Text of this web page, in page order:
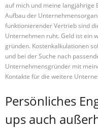
auf mich und meine langjährige
Aufbau der
funktionierender Vertrieb sind
Unternehmen ruht. Geld ist ein
gründen. Kostenkalkulationen
und bei der Suche nach
Unternehmensgründer mit
Kontakte für die weitere
Persönliches
ups auch